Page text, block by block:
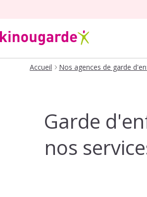
Accueil Nos agences de garde
Garde
nos